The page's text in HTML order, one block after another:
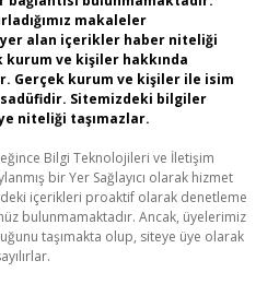
makaleler
yer alan içerikler haber niteliği
kurum ve kişiler hakkında
Gerçek kurum ve kişiler ile isim
Sitemizdeki bilgiler
niteliği taşımazlar.
Bilgi Teknolojileri ve İletişim
bir Yer Sağlayıcı olarak hizmet
içerikleri proaktif olarak denetleme
bulunmamaktadır. Ancak, üyelerimiz
taşımakta olup, siteye üye olarak